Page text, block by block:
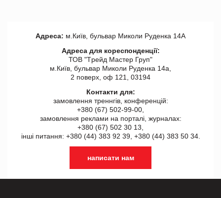
Адреса: м.Київ, бульвар Миколи Руденка 14А
Адреса для кореспонденції:
ТОВ "Tрейд Мастер Груп"
м.Київ, бульвар Миколи Руденка 14а,
2 поверх, оф 121, 03194
Контакти для:
замовлення треннгів, конференцій:
+380 (67) 502-99-00,
замовлення реклами на порталі, журналах:
+380 (67) 502 30 13,
інші питання: +380 (44) 383 92 39, +380 (44) 383 50 34.
написати нам